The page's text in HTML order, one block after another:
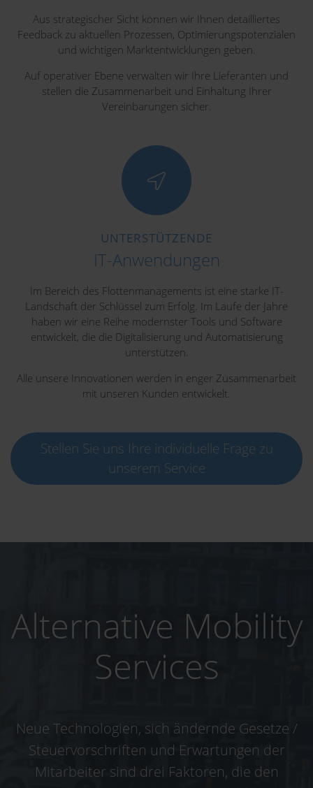
Aus strategischer Sicht können wir Ihnen detailliertes
Feedback zu aktuellen Prozessen, Optimierungspotenzialen
und wichtigen Marktentwicklungen geben.
Auf operativer Ebene verwalten wir Ihre Lieferanten und
stellen die Zusammenarbeit und Einhaltung Ihrer
Vereinbarungen sicher.
UNTERSTÜTZENDE
IT-Anwendungen
Im Bereich des Flottenmanagements ist eine starke IT-
Landschaft der Schlüssel zum Erfolg. Im Laufe der Jahre
haben wir eine Reihe modernster Tools und Software
entwickelt, die die Digitalisierung und Automatisierung
unterstützen.
Alle unsere Innovationen werden in enger Zusammenarbeit
mit unseren Kunden entwickelt.
Stellen Sie uns Ihre individuelle Frage zu
unserem Service
Alternative Mobility
Services
Neue Technologien, sich ändernde Gesetze /
Steuervorschriften und Erwartungen der
Mitarbeiter sind drei Faktoren, die den